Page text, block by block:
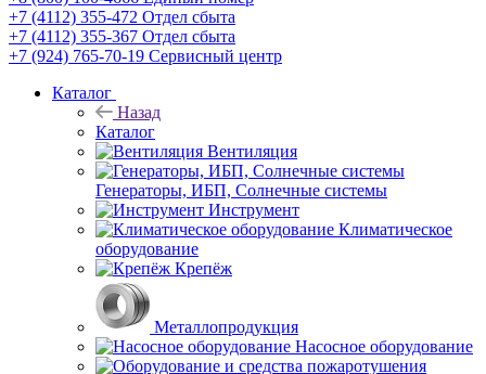
+7 (4112) 355-472 Отдел сбыта
+7 (4112) 355-367 Отдел сбыта
+7 (924) 765-70-19 Сервисный центр
Каталог
Назад
Каталог
Вентиляция
Генераторы, ИБП, Солнечные системы
Инструмент
Климатическое
оборудование
Крепёж
Металлопродукция
Насосное оборудование